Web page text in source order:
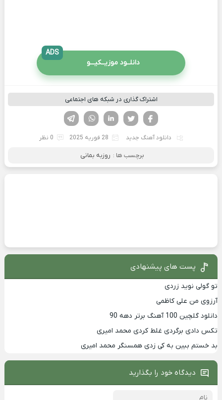
دانلــود موزیــکیـــو
ADS
اشتراک گذاری در شبکه های اجتماعی
لینکدین تویتر
فیسوک
دانلود آهنگ جدید 28 فوریه 2025 0 نظر
برچسب ها : روزبه بمانی
پست های پیشنهادی
تو گولی نوید زردی
آرزوی من علی کاظمی
دانلود گلچین 100 آهنگ برتر دهه 90
تکس دادی برگردی غلط کردی محمد امیری
بد خستم ببین به کی زدی همسنگر محمد امیری
دیدگاه خود را بگذارید